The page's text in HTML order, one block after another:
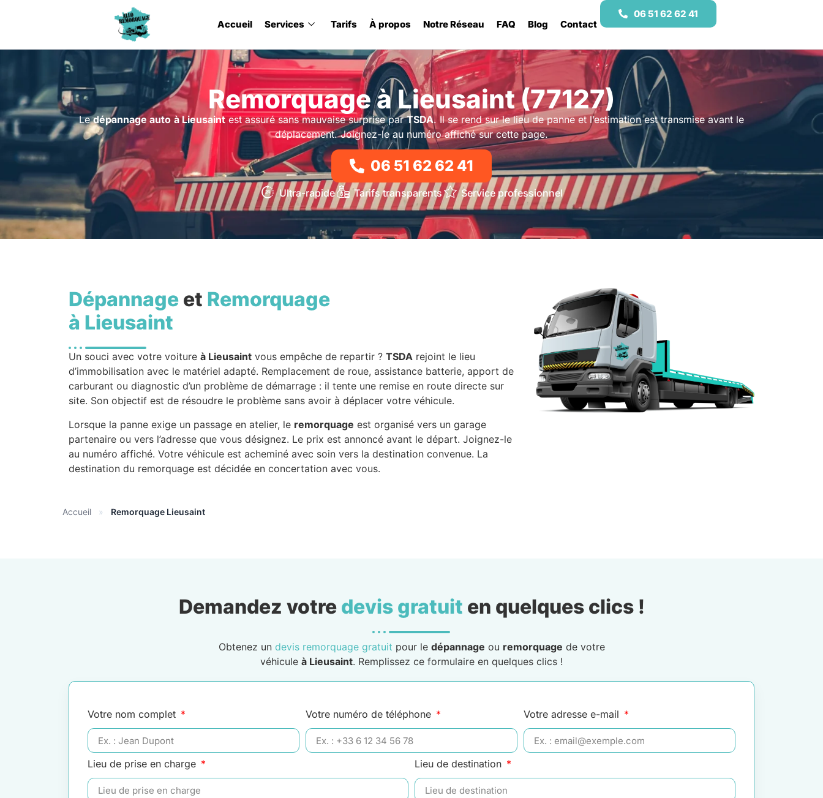
Accueil Services Tarifs À propos Notre Réseau FAQ Blog Contact
06 51 62 62 41
Remorquage à Lieusaint (77127)
Ledépannage auto à Lieusaintest assuré sans mauvaise surprise parTSDA. Il se rend sur le lieu de panne et l’estimation est transmise avant le
déplacement. Joignez-le au numéro affiché sur cette page.
06 51 62 62 41
Ultra-rapide Tarifs transparents Service professionnel
Dépannage et Remorquage
à Lieusaint
Un souci avec votre voiture à Lieusaint vous empêche de repartir ? TSDA rejoint le lieu
d’immobilisation avec le matériel adapté. Remplacement de roue, assistance batterie, apport de
carburant ou diagnostic d’un problème de démarrage : il tente une remise en route directe sur
site. Son objectif est de résoudre le problème sans avoir à déplacer votre véhicule.
Lorsque la panne exige un passage en atelier, le remorquage est organisé vers un garage
partenaire ou vers l’adresse que vous désignez. Le prix est annoncé avant le départ. Joignez-le
au numéro affiché. Votre véhicule est acheminé avec soin vers la destination convenue. La
destination du remorquage est décidée en concertation avec vous.
Accueil » Remorquage Lieusaint
Demandez votre devis gratuit en quelques clics !
Obtenez un devis remorquage gratuit pour le dépannage ou remorquage de votre
véhicule à Lieusaint. Remplissez ce formulaire en quelques clics !
Votre nom complet Votre numéro de téléphone Votre adresse e-mail
Lieu de prise en charge Lieu de destination